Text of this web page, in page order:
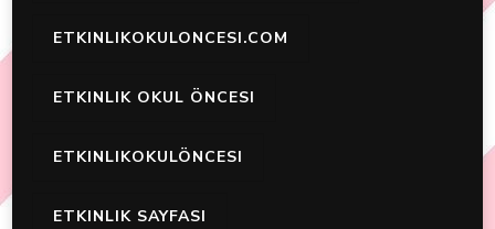
ETKINLIKOKULONCESI.COM
ETKINLIK OKUL ÖNCESI
ETKINLIKOKULÖNCESI
ETKINLIK SAYFASI